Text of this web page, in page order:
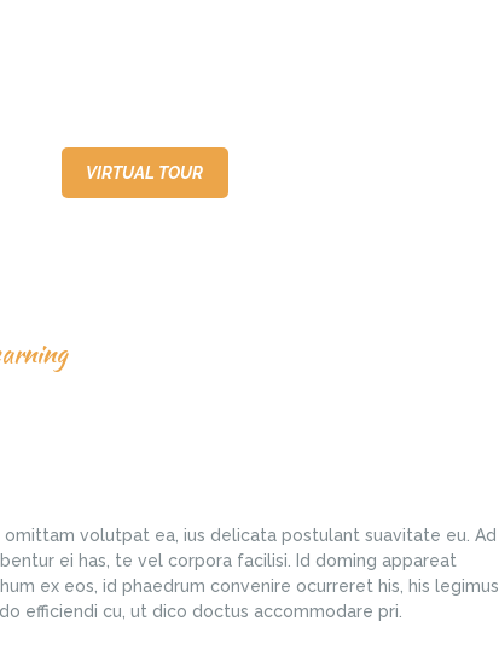
VIRTUAL TOUR
volutpat ea, ius delicata postulant suavitate eu. Ad
ei has, te vel corpora facilisi. Id doming appareat
ex eos, id phaedrum convenire ocurreret his, his legimus
efficiendi cu, ut dico doctus accommodare pri.